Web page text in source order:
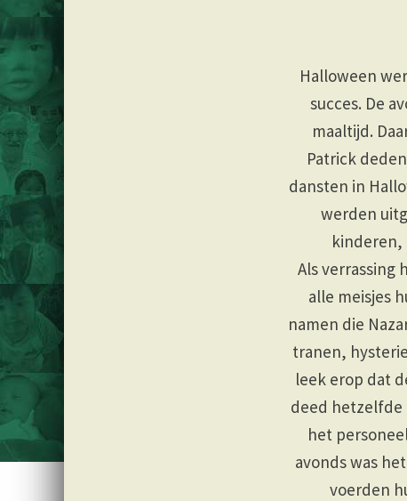
Halloween
succes. De
maaltijd.
Patrick
dansten in
werden
kinderen,
Als verrassing
alle meisjes
namen die
tranen,
leek erop dat
deed hetzelfde
het
avonds was
voerden